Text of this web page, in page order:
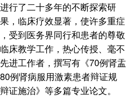
行了二十多年的不断探索研
，临床疗效显著，使许多重症
受到医务界同行和患者的尊敬
床教学工作，热心传授、毫不
进工作者，撰写有《70例肾盂
例肾病服用激素患者辩证规
证施治》等多篇专业论文。